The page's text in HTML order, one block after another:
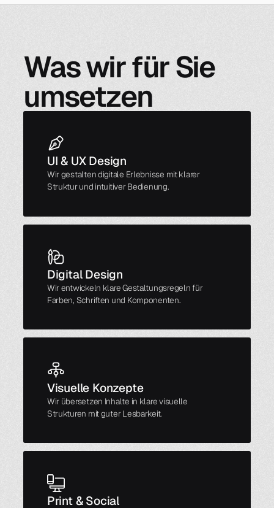
Was wir für Sie
umsetzen
UI & UX Design
Wir gestalten digitale Erlebnisse mit klarer
Struktur und intuitiver Bedienung.
Digital Design
Wir entwickeln klare Gestaltungsregeln für
Farben, Schriften und Komponenten.
Visuelle Konzepte
Wir übersetzen Inhalte in klare visuelle
Strukturen mit guter Lesbarkeit.
Print & Social